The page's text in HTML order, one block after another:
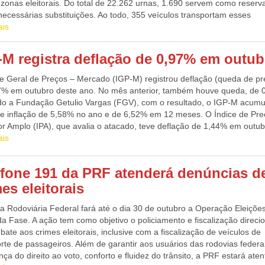
a capacidade de investimento dos tomadores, que passaram a ter
em quitar os financiamentos após o aumento da taxa Selic, que
ano em março de 2021 para 13,75% em agosto deste ano. “Almeja-
de pequeno e médio porte afetadas pelas medidas sanitárias de
19, a manutenção dos empregos e a redução da demanda de
desempregados, assim como a retomada econômica mais
diz o comunicado. O Pronampe fornece crédito às micro e
com dificuldades de manter o negócio. A contratação é mais rápida
tradicionais de crédito porque eventuais inadimplências são
de Operações (FGO), composto por recursos do
exigência de fornecimento de bens da própria micro ou pequena
para cobrir possíveis calotes. Fonte Agência Brasil
eleitorais. Do total de 22.262 urnas, 1.690 servem como
substituições. Ao todo, 355 veículos transportam esses
No domingo (30), a votação acontece das 8h às 17h.
M registra deflação de 0,97% em
Geral de Preços – Mercado (IGP-M) registrou deflação (queda de
em outubro deste ano. No mês anterior, também houve queda, de
a Fundação Getulio Vargas (FGV), com o resultado, o IGP-M
inflação de 5,58% no ano e de 6,52% em 12 meses. O Índice de
Amplo (IPA), que avalia o atacado, teve deflação de 1,44% em
queda de preços de 1,27% em setembro. O Índice Nacional de
para 0,04% em outubro. Por outro lado, o Índice de Preços ao
(IPC), que mede o varejo, teve inflação de 0,5% em outubro, após
191 da PRF atenderá denúncias
eleitorais
Rodoviária Federal fará até o dia 30 de outubro a Operação
Fase. A ação tem como objetivo o policiamento e fiscalização
aos crimes eleitorais, inclusive com a fiscalização de veículos de
de passageiros. Além de garantir aos usuários das rodovias
do direito ao voto, conforto e fluidez do trânsito, a PRF estará